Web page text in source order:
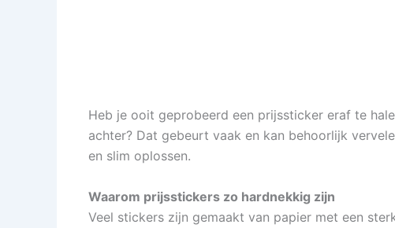
Heb je ooit geprobeerd een prijssticker eraf te
achter? Dat gebeurt vaak en kan behoorlijk
en slim oplossen.
Waarom prijsstickers zo hardnekkig zijn
Veel stickers zijn gemaakt van papier met een